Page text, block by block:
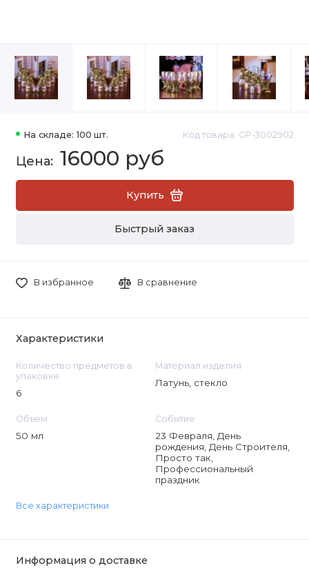
На складе: 100 шт. Код товара: GP-3002902
16000 руб
Купить
Быстрый заказ
В избранное В сравнение
Характеристики
Количество предметов в
упаковке
6
Материал изделия
Латунь, стекло
Объем
50 мл
Событие
23 Февраля, День
рождения, День Строителя,
Просто так,
Профессиональный
праздник
Все характеристики
Информация о доставке